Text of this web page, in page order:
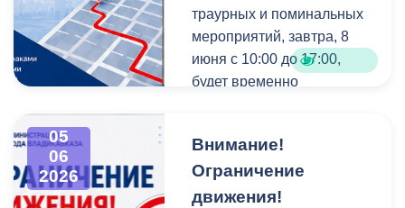
траурных и поминальных
мероприятий, завтра, 8
июня с 10:00 до 17:00,
будет временно
--по проспекту Коста от ул.
Дзержинского до ул.
05
06
2026
Внимание!
Ограничение
движения!